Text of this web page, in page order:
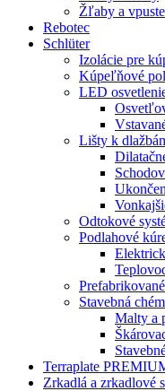
Žľaby a vpuste
Rebotec
Schlüter
Izolácie pre
Kúpeľňové
LED
Lišty k
Odtokové
Podlahové
Stavebná
Malty a
Terraplate
Zrkadlá a zrkadlové